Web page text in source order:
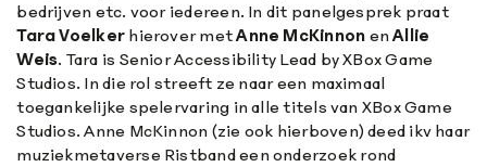
bedrijven etc. voor iedereen. In dit panelgesprek praat
Tara Voelker hierover metAnne McKinnon enAllie
Weis. Tara is Senior Accessibility Lead by XBox Game
Studios. In die rol streeft ze naar een maximaal
toegankelijke spelervaring in alle titels van XBox Game
Studios. Anne McKinnon (zie ook hierboven) deed ikv haar
muziekmetaverse Ristband een onderzoek rond